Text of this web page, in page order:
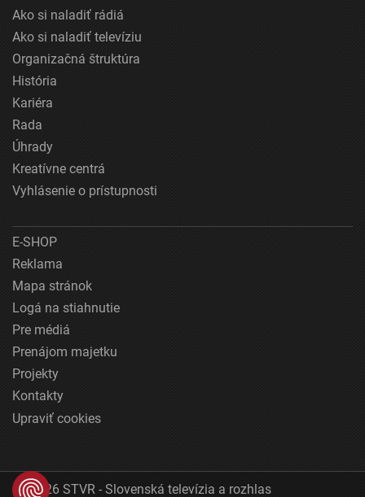
Ako si naladiť rádiá
Ako si naladiť televíziu
Organizačná štruktúra
História
Kariéra
Rada
Úhrady
Kreatívne centrá
Vyhlásenie o prístupnosti
E-SHOP
Reklama
Mapa stránok
Logá na stiahnutie
Pre médiá
Prenájom majetku
Projekty
Kontakty
Upraviť cookies
© 2026 STVR - Slovenská televízia a rozhlas